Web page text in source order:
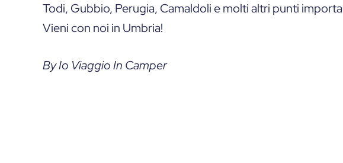
Todi, Gubbio, Perugia, Camaldoli e molti altri punti
Vieni con noi in Umbria!
By Io Viaggio In Camper